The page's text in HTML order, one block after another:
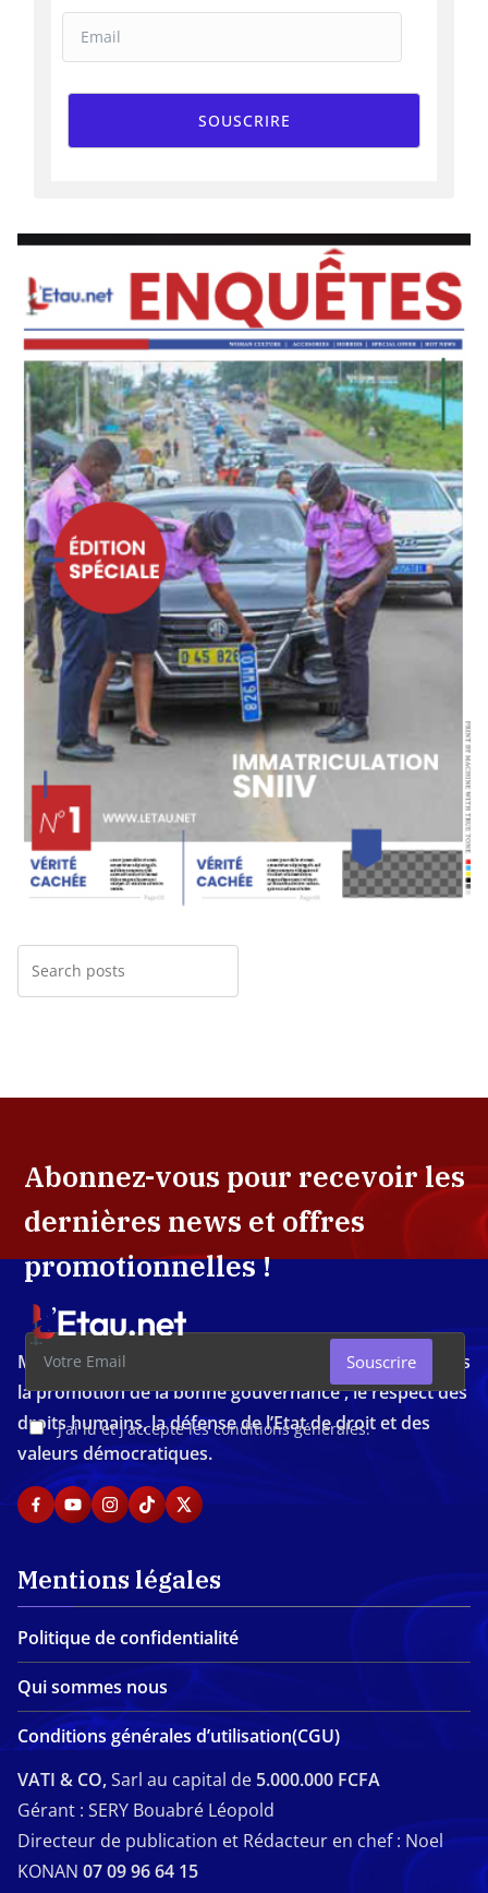
SOUSCRIRE
Abonnez-vous pour recevoir les
dernières news et offres
promotionnelles !
J'ai lu et j'accepte les conditions générales.
Souscrire
Média d'investigation ivoirien résolument engagé dans
la promotion de la bonne gouvernance , le respect des
droits humains, la défense de l’Etat de droit et des
valeurs démocratiques.
Mentions légales
Politique de confidentialité
Qui sommes nous
Conditions générales d’utilisation(CGU)
VATI & CO,Sarl au capital de 5.000.000 FCFA
Gérant : SERY Bouabré Léopold
Directeur de publication et Rédacteur en chef : Noel
KONAN 07 09 96 64 15